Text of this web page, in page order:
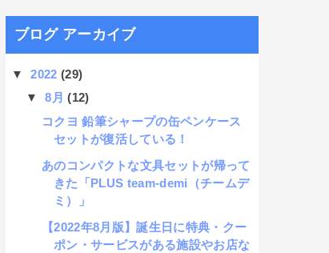
ブログ アーカイブ
▼2022(29)
▼8月(12)
コクヨ 鉛筆シャープの缶ペンケース
セットが復活している！
あのコンパクトな文具セットが帰って
きた「PLUS team-demi（チームデ
ミ）」
【2022年8月版】誕生日に特典・クー
ポン・サービスがある施設やお店な